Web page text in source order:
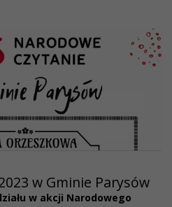
w Gminie Parysów
w akcji Narodowego